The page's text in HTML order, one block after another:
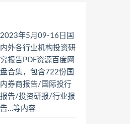
2023年5月09-16日国
内外各行业机构投资研
究报告PDF资源百度网
盘合集，包含722份国
内券商报告/国际投行
报告/投资研报/行业报
告…等内容